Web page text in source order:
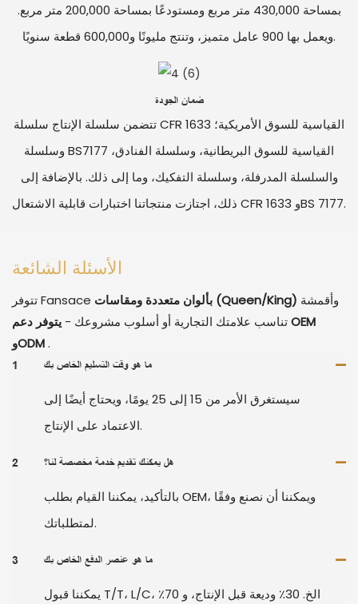
بمساحة 430,000 متر مربع ومستودعًا بمساحة 200,000 متر مربع.
ويعمل بها 900 عامل متميز، وتنتج مليونًا و600,000 قطعة سنويًا.
ضمان الجودة
تتضمن سلسلة الإنتاج سلسلة CFR 1633 القياسية للسوق الأمريكية؛
وسلسلة BS7177 القياسية للسوق البريطانية، وسلسلة الفنادق،
والسلسلة المدرفلة، وسلسلة التفكيك، وما إلى ذلك. بالإضافة إلى
ذلك، اجتازت منتجاتنا اختبارات قابلية الاشتعال CFR 1633 وBS 7177.
الأسئلة الشائعة
تتوفرFansace بألوان متعددة ومقاسات (Queen/King) وأقمشة
تناسب علامتك التجارية أو أسلوب مشروعك - يتوفر دعم OEM
وODM.
1 ما هو وقت التسليم الخاص بك
سيستغرق الأمر من 15 إلى 25 يومًا، ويحتاج أيضًا إلى
الاعتماد على الإنتاج.
2 هل يمكنك تقديم خدمة مخصصة لنا؟
بالتأكيد، يمكننا القيام بطلب OEM، ويمكننا أن نصنع وفقًا
لمتطلباتك.
3 ما هو عنصر الدفع الخاص بك
يمكننا قبول T/T، L/C، الخ. 30٪ وديعة قبل الإنتاج، و 70٪